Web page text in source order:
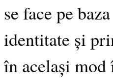
se face pe
identitate și
în același mod